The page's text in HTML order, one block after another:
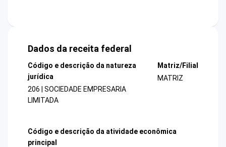
Dados da receita federal
Código e descrição da natureza
jurídica
206 | SOCIEDADE EMPRESARIA
LIMITADA
Matriz/Filial
MATRIZ
Código e descrição da atividade econômica
principal